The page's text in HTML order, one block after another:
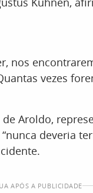
nos
vezes
de Aroldo,
deveria
APÓS A PUBLICIDADE